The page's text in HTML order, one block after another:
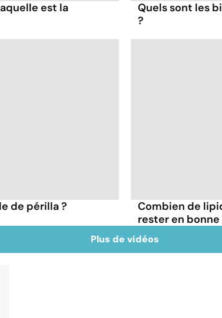
est la
Quels sont les
?
de périlla ?
Combien de
rester en bonne
Plus de vidéos